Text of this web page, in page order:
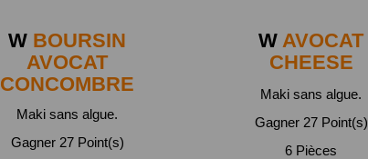
W BOURSIN
AVOCAT
CONCOMBRE
Maki sans algue.
Gagner 27 Point(s)
W AVOCAT
CHEESE
Maki sans algue.
Gagner 27 Point(s)
6 Pièces